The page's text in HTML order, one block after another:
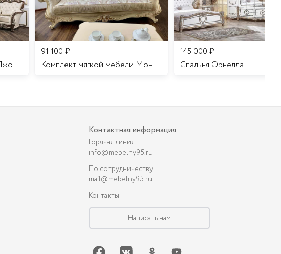
Комплект мягкой мебели Джоконда
91 100 ₽
Комплект мягкой мебели Мона Лиза
145 000 ₽
Cпальня Орнелла
Контактная информация
Горячая линия
info@mebelny95.ru
По сотрудничеству
mail@mebelny95.ru
Контакты
Написать нам